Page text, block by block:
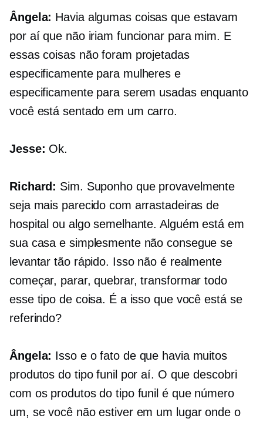
Ângela: Havia algumas coisas que estavam
por aí que não iriam funcionar para mim. E
essas coisas não foram projetadas
especificamente para mulheres e
especificamente para serem usadas enquanto
você está sentado em um carro.
Jesse: Ok.
Richard: Sim. Suponho que provavelmente
seja mais parecido com arrastadeiras de
hospital ou algo semelhante. Alguém está em
sua casa e simplesmente não consegue se
levantar tão rápido. Isso não é realmente
começar, parar, quebrar, transformar todo
esse tipo de coisa. É a isso que você está se
referindo?
Ângela: Isso e o fato de que havia muitos
produtos do tipo funil por aí. O que descobri
com os produtos do tipo funil é que número
um, se você não estiver em um lugar onde o